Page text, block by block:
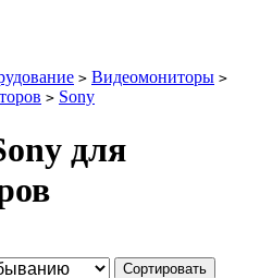
> Видеомониторы >
> Sony
для